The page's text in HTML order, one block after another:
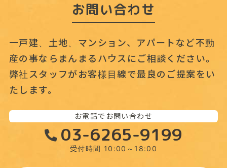
お問い合わせ
一戸建、土地、マンション、アパートなど不動
産の事なら まんまるハウスにご相談ください。
弊社スタッフがお客様目線で最良のご提案をい
たします。
お電話でお問い合わせ
03-6265-9199
受付時間 10:00～18:00